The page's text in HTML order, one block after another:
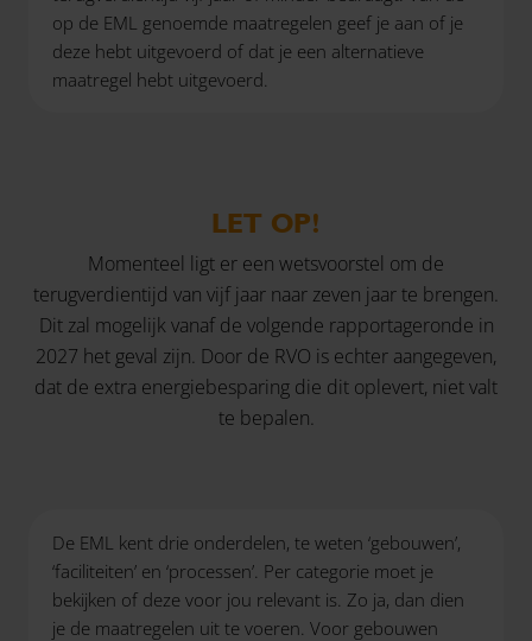
op de EML genoemde maatregelen geef je aan of je
deze hebt uitgevoerd of dat je een alternatieve
maatregel hebt uitgevoerd.
LET OP!
Momenteel ligt er een wetsvoorstel om de
terugverdientijd van vijf jaar naar zeven jaar te brengen.
Dit zal mogelijk vanaf de volgende rapportageronde in
2027 het geval zijn. Door de RVO is echter aangegeven,
dat de extra energiebesparing die dit oplevert, niet valt
te bepalen.
De EML kent drie onderdelen, te weten ‘gebouwen’,
‘faciliteiten’ en ‘processen’. Per categorie moet je
bekijken of deze voor jou relevant is. Zo ja, dan dien
je de maatregelen uit te voeren. Voor gebouwen